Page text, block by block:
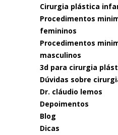
cirurgia plástica
procedimentos minimamente invasivos
femininos
procedimentos minimamente invasivos
masculinos
3d para cirurgia
dúvidas sobre
dr. cláudio lemos
depoimentos
blog
dicas